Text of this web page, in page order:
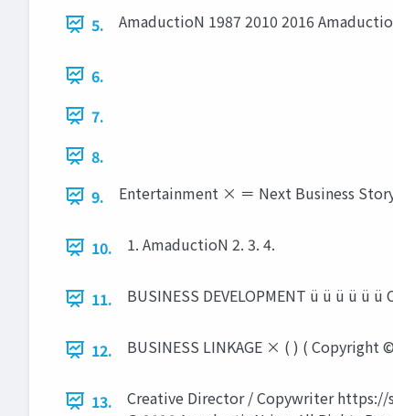
5. AmaductioN 1987 2010 2016
6.
7.
8.
9.
Entertainment × ＝ Next Business
10. 1. AmaductioN 2. 3. 4.
11. BUSINESS DEVELOPMENT ü ü ü ü ü
12. BUSINESS LINKAGE × ( ) ( Copyright
13.
Creative Director / Copywriter